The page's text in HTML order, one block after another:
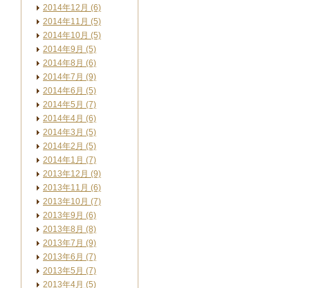
2014年12月 (6)
2014年11月 (5)
2014年10月 (5)
2014年9月 (5)
2014年8月 (6)
2014年7月 (9)
2014年6月 (5)
2014年5月 (7)
2014年4月 (6)
2014年3月 (5)
2014年2月 (5)
2014年1月 (7)
2013年12月 (9)
2013年11月 (6)
2013年10月 (7)
2013年9月 (6)
2013年8月 (8)
2013年7月 (9)
2013年6月 (7)
2013年5月 (7)
2013年4月 (5)